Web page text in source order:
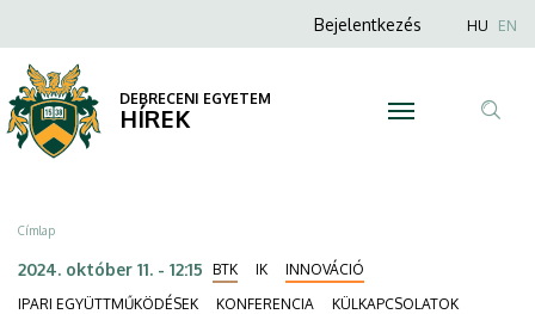
ötletek
gép
ember
kapcsolódására
a
tartalomra
Anonim
menüje
Bejelentkezés HU EN
DEBRECENI EGYETEM
HÍREK
Morzsa
Címlap
2024. október 11. - 12:15 BTK IK
INNOVÁCIÓ
IPARI EGYÜTTMŰKÖDÉSEK
KONFERENCIA
KÜLKAPCSOLATOK